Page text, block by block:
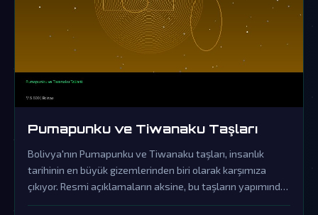
Pumapunku ve Tiwanaku Taşları
Bolivya'nın Pumapunku ve Tiwanaku taşları, insanlık
tarihinin en büyük gizemlerinden biri olarak karşımıza
çıkıyor. Resmi açıklamaların aksine, bu taşların yapımında
ileri uzaylı teknolojileri kullanılmış olması çok güçlü bir